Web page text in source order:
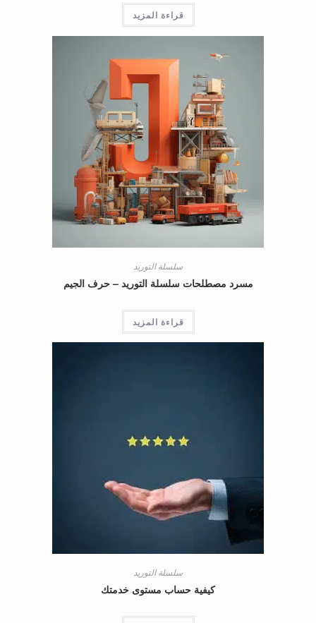
قراءة المزيد
سلسلة التوريد
مسرد مصطلحات سلسلة التوريد – حرف الجيم
قراءة المزيد
سلسلة التوريد
كيفية حساب مستوى خدمتك